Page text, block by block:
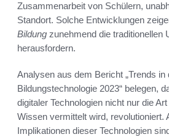
Zusammenarbeit von Schülern,
Standort. Solche Entwicklungen
Bildung zunehmend die traditionellen
herausfordern.
Analysen aus dem Bericht „Trends in
Bildungstechnologie 2023“ belegen,
digitaler Technologien nicht nur die
Wissen vermittelt wird, revolutioniert.
Implikationen dieser Technologien